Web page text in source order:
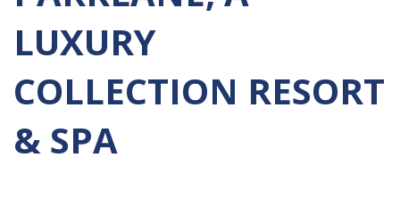
LUXURY
COLLECTION RESORT
& SPA